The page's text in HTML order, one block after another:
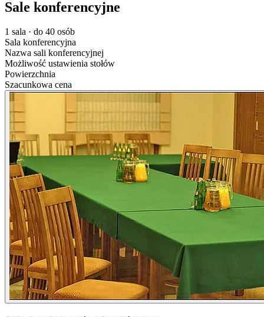
Sale konferencyjne
1 sala · do 40 osób
Sala konferencyjna
Nazwa sali konferencyjnej
Możliwość ustawienia stołów
Powierzchnia
Szacunkowa cena